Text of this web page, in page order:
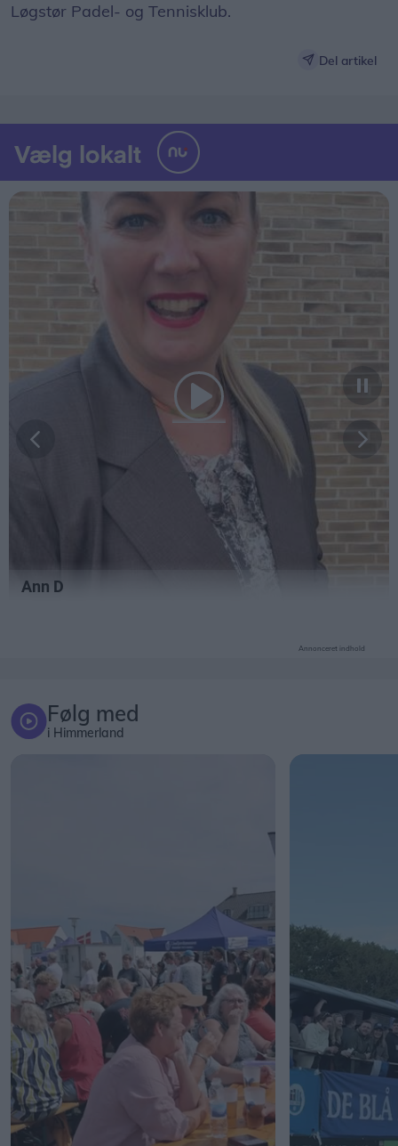
Løgstør Padel- og Tennisklub.
Del artikel
Annonceret indhold
Følg med
i Himmerland